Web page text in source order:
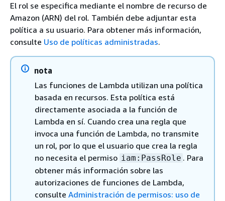
El rol se especifica mediante el nombre de recurso de
Amazon (ARN) del rol. También debe adjuntar esta
política a su usuario. Para obtener más información,
consulte Uso de políticas administradas.
nota
Las funciones de Lambda utilizan una política
basada en recursos. Esta política está
directamente asociada a la función de
Lambda en sí. Cuando crea una regla que
invoca una función de Lambda, no transmite
un rol, por lo que el usuario que crea la regla
no necesita el permiso iam:PassRole . Para
obtener más información sobre las
autorizaciones de funciones de Lambda,
consulte Administración de permisos: uso de